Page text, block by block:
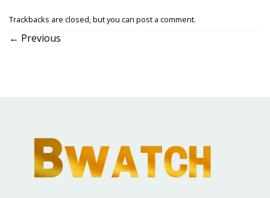
Trackbacks are closed, but you can post a comment.
← Previous